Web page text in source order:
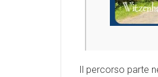
Il percorso parte